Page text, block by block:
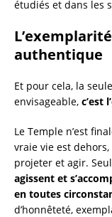
étudiés et dans les
authentique
Et pour cela, la
envisageable, c’est
Le Temple n’est
vraie vie est
projeter et agir.
agissent et
en toutes
d’honnêteté,